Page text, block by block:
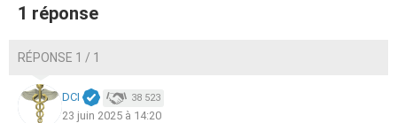
1 réponse
RÉPONSE 1 / 1
DCI 38 523
23 juin 2025 à 14:20